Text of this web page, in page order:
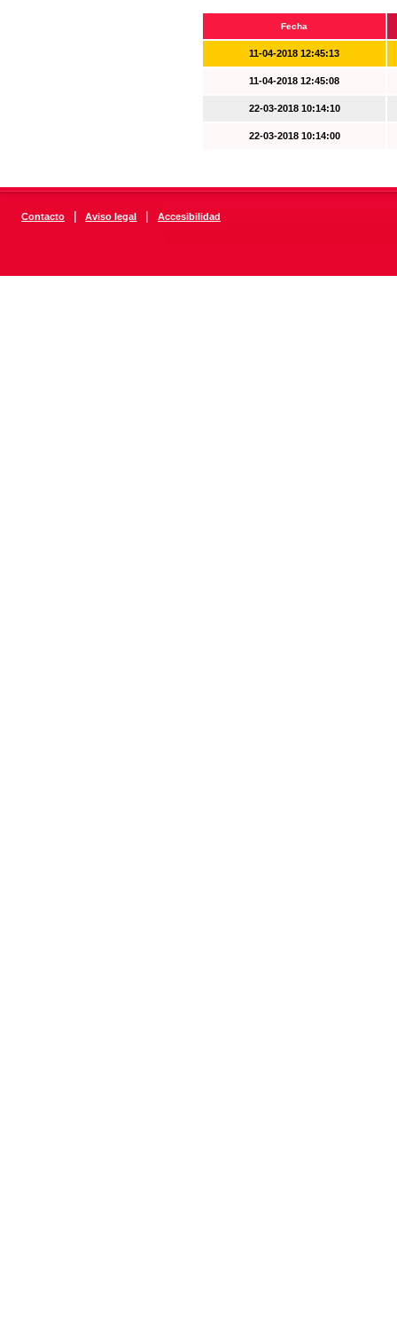
Fecha
11-04-2018 12:45:13
11-04-2018 12:45:08
22-03-2018 10:14:10
22-03-2018 10:14:00
Contacto | Aviso legal | Accesibilidad